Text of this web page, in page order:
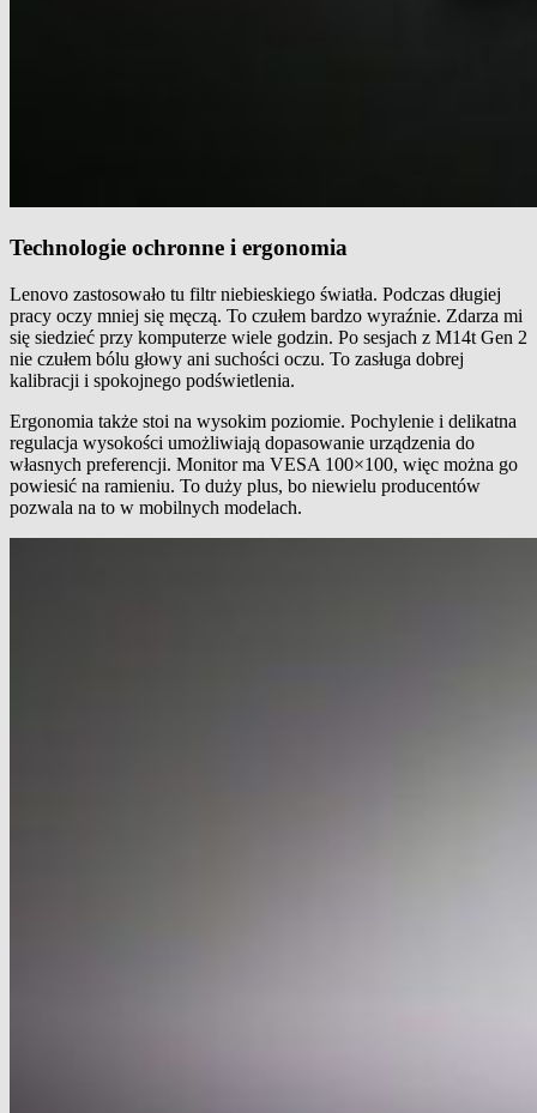
Technologie ochronne i ergonomia
Lenovo zastosowało tu filtr niebieskiego światła. Podczas długiej
pracy oczy mniej się męczą. To czułem bardzo wyraźnie. Zdarza mi
się siedzieć przy komputerze wiele godzin. Po sesjach z M14t Gen 2
nie czułem bólu głowy ani suchości oczu. To zasługa dobrej
kalibracji i spokojnego podświetlenia.
Ergonomia także stoi na wysokim poziomie. Pochylenie i delikatna
regulacja wysokości umożliwiają dopasowanie urządzenia do
własnych preferencji. Monitor ma VESA 100×100, więc można go
powiesić na ramieniu. To duży plus, bo niewielu producentów
pozwala na to w mobilnych modelach.